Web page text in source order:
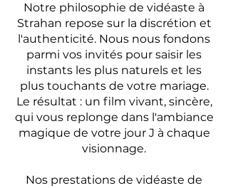
Notre philosophie de vidéaste à
Strahan repose sur la discrétion et
l'authenticité. Nous nous fondons
parmi vos invités pour saisir les
instants les plus naturels et les
plus touchants de votre mariage.
Le résultat : un film vivant, sincère,
qui vous replonge dans l'ambiance
magique de votre jour J à chaque
visionnage.
Nos prestations de vidéaste de